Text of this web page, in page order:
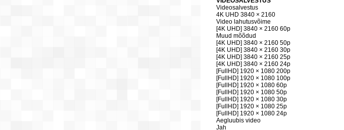
Videosalvestus
4K UHD 3840 × 2160
Video lahutusvõime
[4K UHD] 3840 × 2160 60p
Muud mõõdud
[4K UHD] 3840 × 2160 50p
[4K UHD] 3840 × 2160 30p
[4K UHD] 3840 × 2160 25p
[4K UHD] 3840 × 2160 24p
[FullHD] 1920 × 1080 200p
[FullHD] 1920 × 1080 100p
[FullHD] 1920 × 1080 60p
[FullHD] 1920 × 1080 50p
[FullHD] 1920 × 1080 30p
[FullHD] 1920 × 1080 25p
[FullHD] 1920 × 1080 24p
Aegluubis video
Jah